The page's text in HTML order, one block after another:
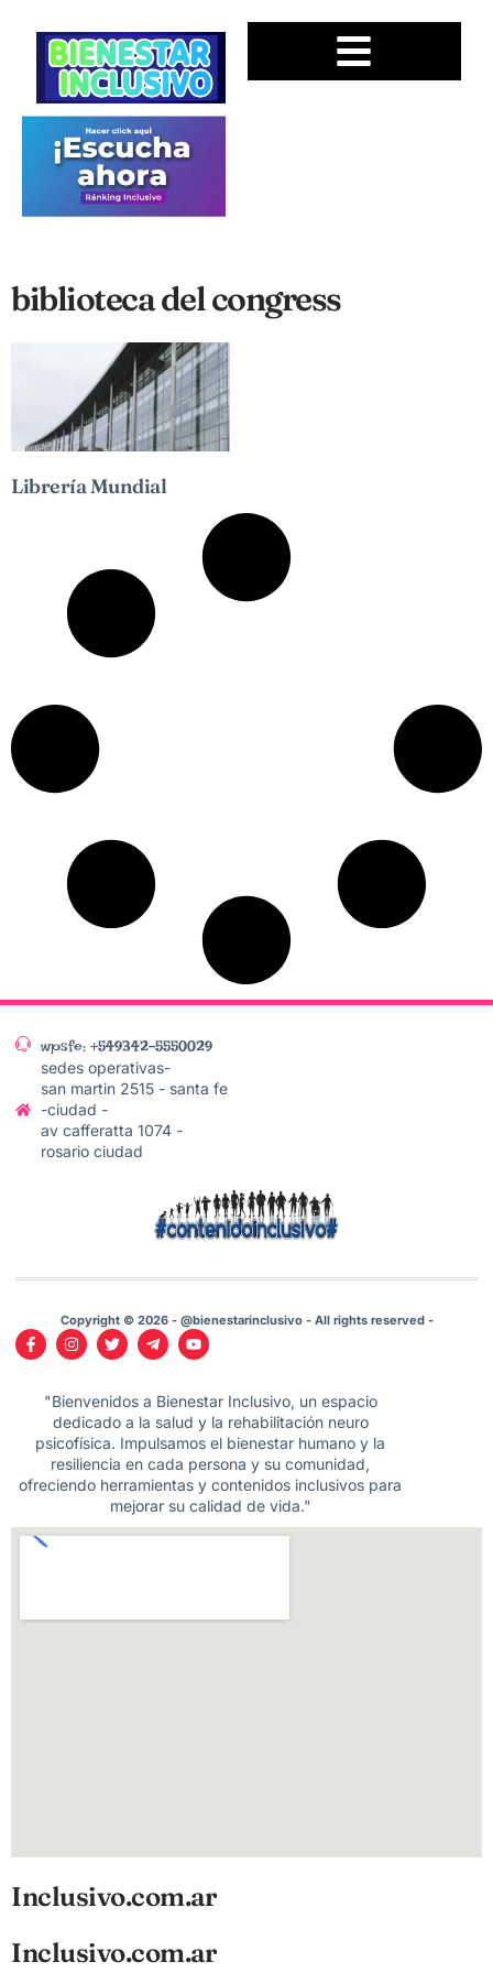
biblioteca del congress
Librería Mundial
wpsfe: +549342-5550029
sedes operativas-
san martin 2515 - santa fe
-ciudad -
av cafferatta 1074 -
rosario ciudad
Copyright © 2026 - @bienestarinclusivo - All rights reserved -
"Bienvenidos a Bienestar Inclusivo, un espacio
dedicado a la salud y la rehabilitación neuro
psicofísica. Impulsamos el bienestar humano y la
resiliencia en cada persona y su comunidad,
ofreciendo herramientas y contenidos inclusivos para
mejorar su calidad de vida."
Inclusivo.com.ar
Inclusivo.com.ar